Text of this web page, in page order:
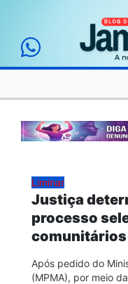
Liminar
Justiça
processo
comunitários
Após pedido do
(MPMA), por meio